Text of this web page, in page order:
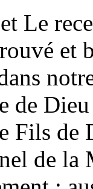
Le
et
de
Fils
de